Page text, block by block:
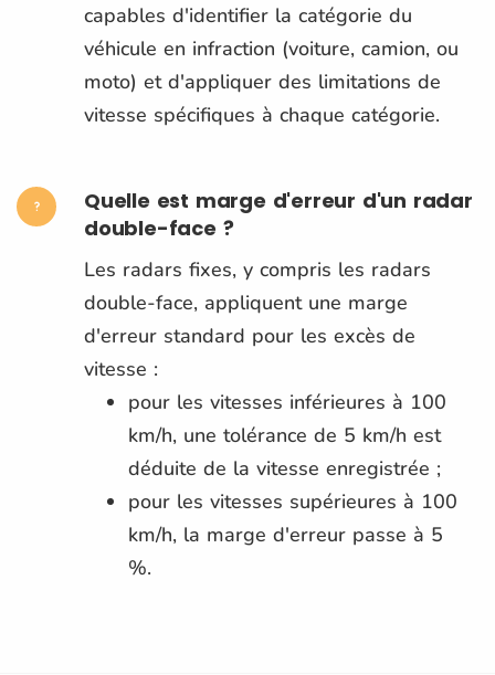
capables d'identifier la catégorie du
véhicule en infraction (voiture, camion, ou
moto) et d'appliquer des limitations de
vitesse spécifiques à chaque catégorie.
Quelle est marge d'erreur d'un radar
double-face ?
Les radars fixes, y compris les radars
double-face, appliquent une marge
d'erreur standard pour les excès de
vitesse :
pour les vitesses inférieures à 100
km/h, une tolérance de 5 km/h est
déduite de la vitesse enregistrée ;
pour les vitesses supérieures à 100
km/h, la marge d'erreur passe à 5
%.